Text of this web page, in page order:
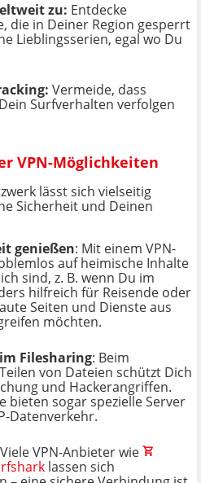
zu: Entdecke
die in Deiner Region gesperrt
Lieblingsserien, egal wo Du
Vermeide, dass
Surfverhalten verfolgen
VPN-Möglichkeiten
lässt sich vielseitig
Sicherheit und Deinen
genießen: Mit einem VPN-
auf heimische Inhalte
sind, z. B. wenn Du im
hilfreich für Reisende oder
Seiten und Dienste aus
möchten.
Filesharing: Beim
von Dateien schützt Dich
und Hackerangriffen.
bieten sogar spezielle Server
Datenverkehr.
VPN-Anbieter wie
lassen sich